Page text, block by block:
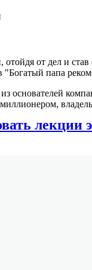
отойдя от дел и
"Богатый папа
основателей
лекции